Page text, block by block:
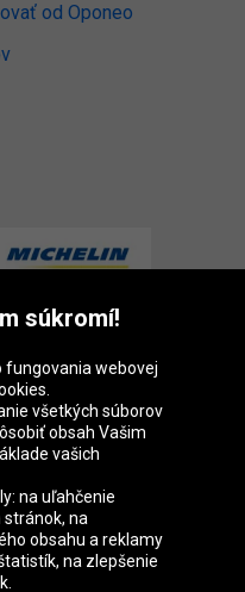
od Oponeo
Éire
súkromí!
fungovania webovej
všetkých súborov
obsah Vašim
vašich
na uľahčenie
na
obsahu a reklamy
na zlepšenie